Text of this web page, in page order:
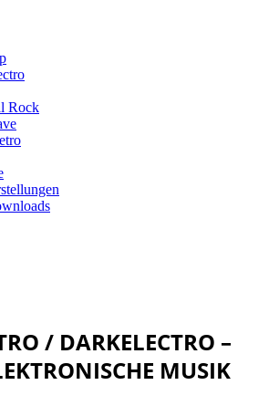
Rock
/ DARKELECTRO –
MUSIK